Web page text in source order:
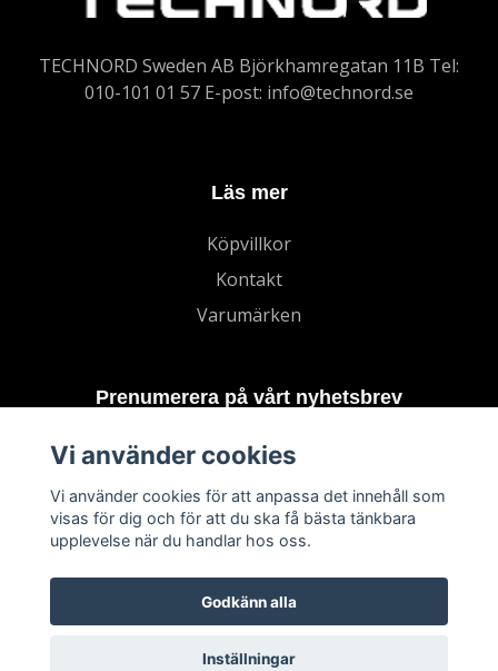
TECHNORD Sweden AB Björkhamregatan 11B Tel:
010-101 01 57 E-post: info@technord.se
Läs mer
Köpvillkor
Kontakt
Varumärken
Prenumerera på vårt nyhetsbrev
Vi använder cookies
Vi använder cookies för att anpassa det innehåll som
visas för dig och för att du ska få bästa tänkbara
upplevelse när du handlar hos oss.
Godkänn alla
Inställningar